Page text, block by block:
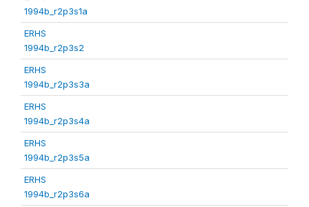
1994b_r2p3s1a
ERHS
1994b_r2p3s2
ERHS
1994b_r2p3s3a
ERHS
1994b_r2p3s4a
ERHS
1994b_r2p3s5a
ERHS
1994b_r2p3s6a